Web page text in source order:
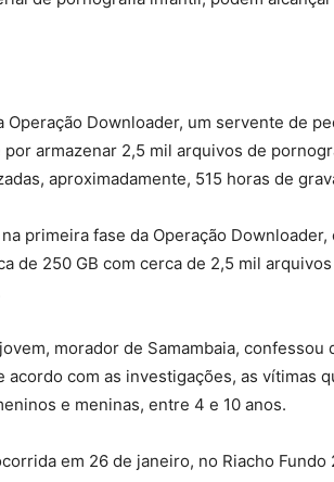
Operação Downloader, um servente de
armazenar 2,5 mil arquivos de
aproximadamente, 515 horas de
primeira fase da Operação
de 250 GB com cerca de 2,5 mil
morador de Samambaia, confessou
acordo com as investigações, as vítimas
e meninas, entre 4 e 10 anos.
em 26 de janeiro, no Riacho